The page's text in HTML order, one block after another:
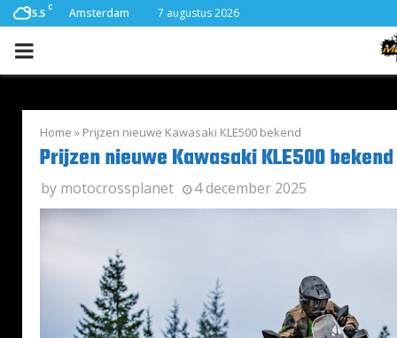
15.5 C Amsterdam 7 augustus 2026
PRIMARY
Home » Prijzen nieuwe Kawasaki KLE500 bekend
Prijzen nieuwe Kawasaki KLE500 bekend
by motocrossplanet 4 december 2025